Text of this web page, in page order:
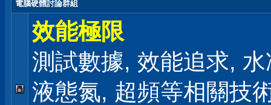
電腦硬體討論群組
效能極限
測試數據, 效能追求,
液態氮, 超頻等相關技